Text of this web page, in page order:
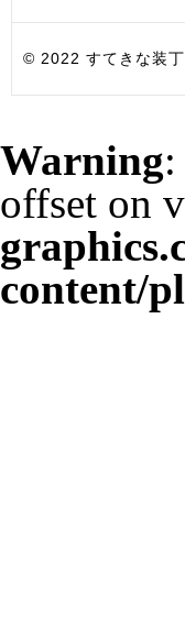
© 2022 すてきな装
Warning
offset on
content/